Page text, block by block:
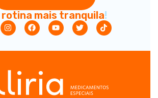
rotina mais tranquila!